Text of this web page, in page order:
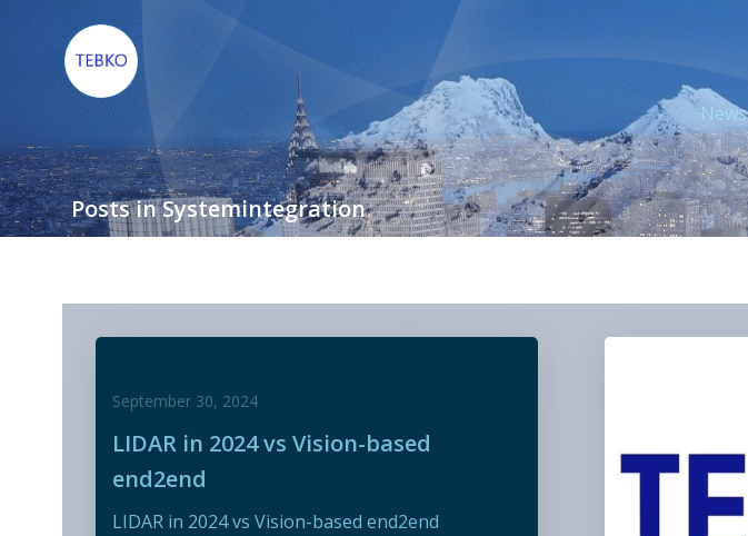
springen
News
Posts in Systemintegration
September 30, 2024
LIDAR in 2024 vs Vision-based
end2end
LIDAR in 2024 vs Vision-based end2end